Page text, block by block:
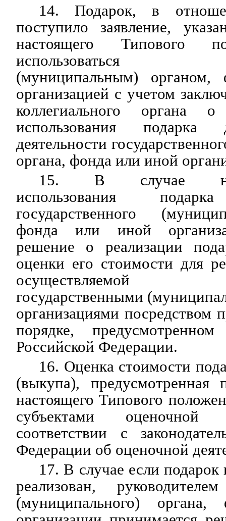
14. Подарок, в
поступило заявление,
настоящего Типового
использоваться
(муниципальным)
организацией с учетом
коллегиального органа о
использования подарка
деятельности
органа, фонда или иной
15. В случае
использования
государственного
фонда или иной
решение о реализации
оценки его стоимости для
осуществляемой
государственными
организациями посредством
порядке, предусмотренном
Российской Федерации.
16. Оценка стоимости
(выкупа),
настоящего Типового
субъектами оценочной
соответствии с
Федерации об оценочной
17. В случае если
реализован, руководителем
(муниципального)